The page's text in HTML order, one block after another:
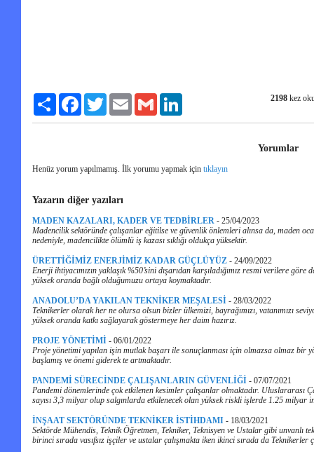
Paylaş FacebookTwitter Email Gmail 2198 kez
Yorumlar
Henüz yorum yapılmamış. İlk yorumu yapmak için tıklayın
Yazarın diğer yazıları
MADEN KAZALARI, KADER VE TEDBİRLER - 25/04/2023
Madencilik sektöründe çalışanlar eğitilse ve güvenlik önlemleri alınsa da, maden
nedeniyle, madencilikte ölümlü iş kazası sıklığı oldukça yüksektir.
ÜRETTİĞİMİZ ENERJİMİZ KADAR GÜÇLÜYÜZ - 24/09/2022
Enerji ihtiyacımızın yaklaşık %50’sini dışarıdan karşıladığımız resmi verilere
yüksek oranda bağlı olduğumuzu ortaya koymaktadır.
ANADOLU’DA YAKILAN TEKNİKER MEŞALESİ - 28/03/2022
Teknikerler olarak her ne olursa olsun bizler ülkemizi, bayrağımızı, vatanımızı
yüksek oranda katkı sağlayarak göstermeye her daim hazırız.
PROJE YÖNETİMİ - 06/01/2022
Proje yönetimi yapılan işin mutlak başarı ile sonuçlanması için olmazsa olmaz bir
başlamış ve önemi giderek te artmaktadır.
PANDEMİ SÜRECİNDE ÇALIŞANLARIN GÜVENLİĞİ - 07/07/2021
Pandemi dönemlerinde çok etkilenen kesimler çalışanlar olmaktadır. Uluslararası
sayısı 3,3 milyar olup salgınlarda etkilenecek olan yüksek riskli işlerde 1.25 milyar
İNŞAAT SEKTÖRÜNDE TEKNİKER İSTİHDAMI - 18/03/2021
Sektörde Mühendis, Teknik Öğretmen, Tekniker, Teknisyen ve Ustalar gibi unvanlı
birinci sırada vasıfsız işçiler ve ustalar çalışmakta iken ikinci sırada da Teknikerler